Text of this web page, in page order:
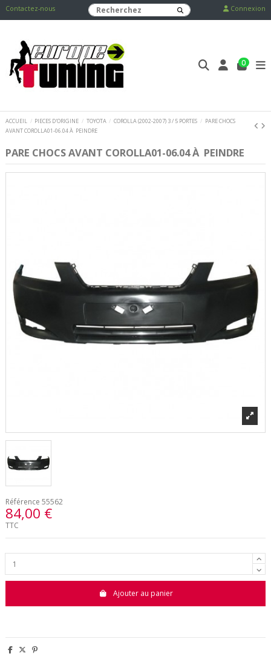
Contactez-nous Connexion
0
ACCUEIL PIECES D'ORIGINE TOYOTA COROLLA (2002-2007) 3 / 5 PORTES
PARE CHOCS
AVANT COROLLA01-06.04 À PEINDRE
PARE CHOCS AVANT COROLLA01-06.04 À PEINDRE
Référence 55562
84,00 €
TTC
Ajouter au panier